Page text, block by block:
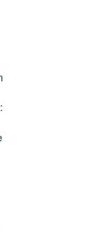
: